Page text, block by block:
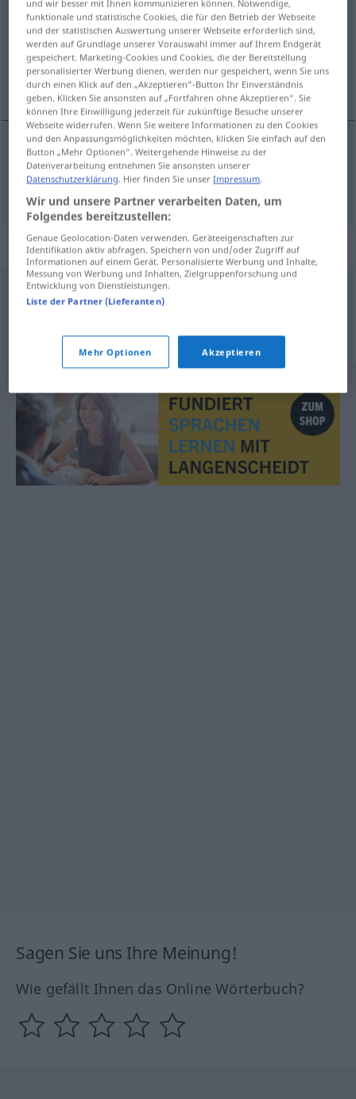
Übersicht aller Übersetzungen
(Für mehr Details die Übersetzung anklicken/antippen)
Schloss
Schlossn brava
Beispielsätze für "brava"
sigurnosna brava
Sagen Sie uns Ihre Meinung!
Wie gefällt Ihnen das Online Wörterbuch?
und wir besser mit Ihnen kommunizieren können. Notwendige,
funktionale und statistische Cookies, die für den Betrieb der Webseite
und der statistischen Auswertung unserer Webseite erforderlich sind,
werden auf Grundlage unserer Vorauswahl immer auf Ihrem Endgerät
gespeichert. Marketing-Cookies und Cookies, die der Bereitstellung
personalisierter Werbung dienen, werden nur gespeichert, wenn Sie uns
durch einen Klick auf den „Akzeptieren“-Button Ihr Einverständnis
geben. Klicken Sie ansonsten auf „Fortfahren ohne Akzeptieren“. Sie
können Ihre Einwilligung jederzeit für zukünftige Besuche unserer
Webseite widerrufen. Wenn Sie weitere Informationen zu den Cookies
und den Anpassungsmöglichkeiten möchten, klicken Sie einfach auf den
Button „Mehr Optionen“. Weitergehende Hinweise zu der
Datenverarbeitung entnehmen Sie ansonsten unserer
Datenschutzerklärung. Hier finden Sie unserImpressum.
Wir und unsere Partner verarbeiten Daten, um
Folgendes bereitzustellen:
Genaue Geolocation-Daten verwenden. Geräteeigenschaften zur
Identifikation aktiv abfragen. Speichern von und/oder Zugriff auf
Informationen auf einem Gerät. Personalisierte Werbung und Inhalte,
Messung von Werbung und Inhalten, Zielgruppenforschung und
Entwicklung von Dienstleistungen.
Liste der Partner (Lieferanten)
Mehr Optionen Akzeptieren